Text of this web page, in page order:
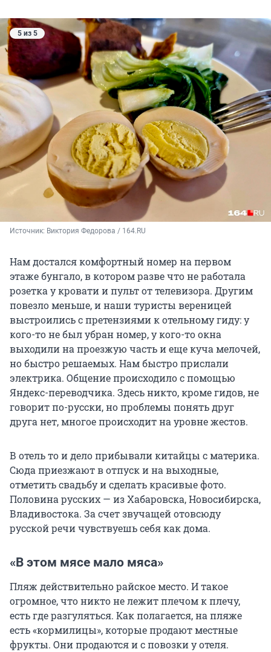
5 из 5
Источник: Виктория Федорова / 164.RU
Нам достался комфортный номер на первом
этаже бунгало, в котором разве что не работала
розетка у кровати и пульт от телевизора. Другим
повезло меньше, и наши туристы вереницей
выстроились с претензиями к отельному гиду: у
кого-то не был убран номер, у кого-то окна
выходили на проезжую часть и еще куча мелочей,
но быстро решаемых. Нам быстро прислали
электрика. Общение происходило с помощью
Яндекс-переводчика. Здесь никто, кроме гидов, не
говорит по-русски, но проблемы понять друг
друга нет, многое происходит на уровне жестов.
В отель то и дело прибывали китайцы с материка.
Сюда приезжают в отпуск и на выходные,
отметить свадьбу и сделать красивые фото.
Половина русских — из Хабаровска, Новосибирска,
Владивостока. За счет звучащей отовсюду
русской речи чувствуешь себя как дома.
«В этом мясе мало мяса»
Пляж действительно райское место. И такое
огромное, что никто не лежит плечом к плечу,
есть где разгуляться. Как полагается, на пляже
есть «кормилицы», которые продают местные
фрукты. Они продаются и с повозки у отеля.